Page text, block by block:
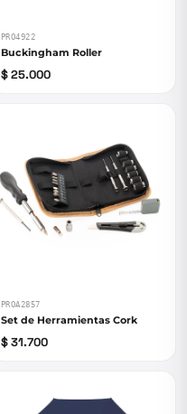
PRO4922
Buckingham Roller
$ 25.000
PROA2857
Set de Herramientas Cork
$ 31.700